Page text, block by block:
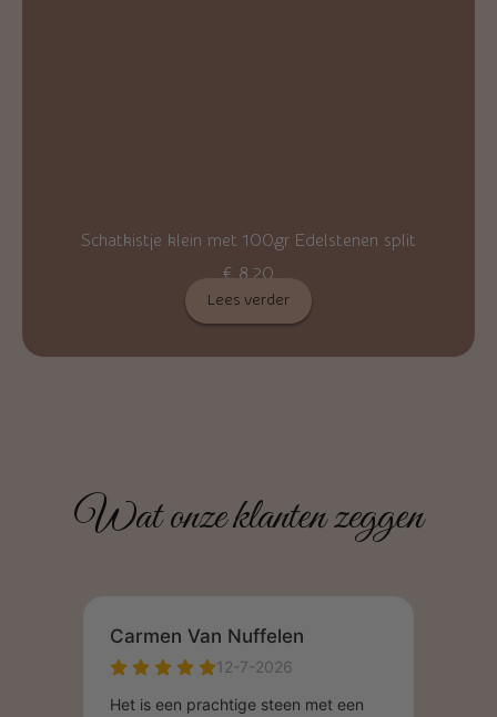
Schatkistje klein met 100gr Edelstenen split
€8,20
Lees verder
Wat onze klanten zeggen